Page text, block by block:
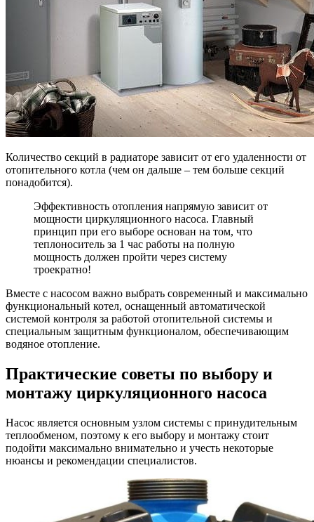
Количество секций в радиаторе зависит от его удаленности от
отопительного котла (чем он дальше – тем больше секций
понадобится).
Эффективность отопления напрямую зависит от
мощности циркуляционного насоса. Главный
принцип при его выборе основан на том, что
теплоноситель за 1 час работы на полную
мощность должен пройти через систему
троекратно!
Вместе с насосом важно выбрать современный и максимально
функциональный котел, оснащенный автоматической
системой контроля за работой отопительной системы и
специальным защитным функционалом, обеспечивающим
водяное отопление.
Практические советы по выбору и
монтажу циркуляционного насоса
Насос является основным узлом системы с принудительным
теплообменом, поэтому к его выбору и монтажу стоит
подойти максимально внимательно и учесть некоторые
нюансы и рекомендации специалистов.